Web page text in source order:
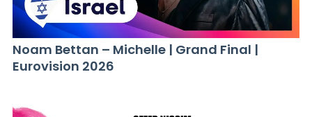
Noam Bettan – Michelle | Grand Final |
Eurovision 2026